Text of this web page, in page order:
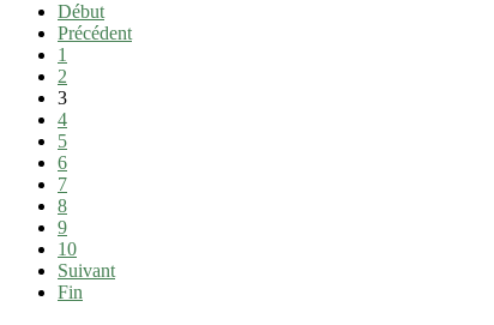
Début
Précédent
1
2
3
4
5
6
7
8
9
10
Suivant
Fin